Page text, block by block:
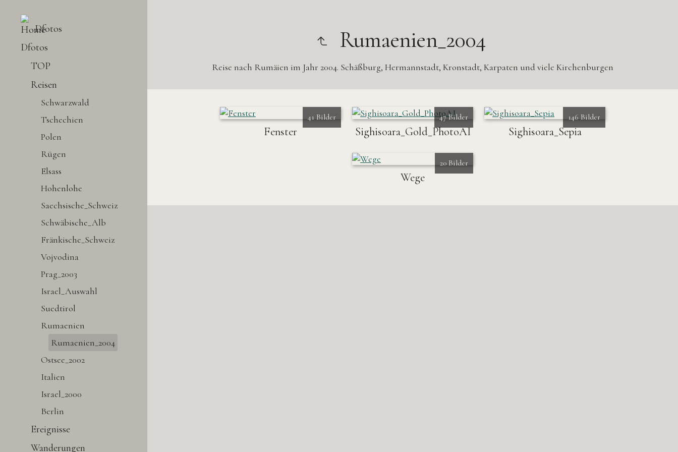
Dfotos
Dfotos
TOP
Reisen
Schwarzwald
Tschechien
Polen
Rügen
Elsass
Hohenlohe
Saechsische_Schweiz
Schwäbische_Alb
Fränkische_Schweiz
Vojvodina
Prag_2003
Israel_Auswahl
Suedtirol
Rumaenien
Rumaenien_2004
Ostsee_2002
Italien
Israel_2000
Berlin
Ereignisse
Wanderungen
Rumaenien_2004
Reise nach Rumäien im Jahr 2004. Schäßburg, Hermannstadt, Kronstadt, Karpaten und viele Kirchenburgen
41 Bilder
Fenster
47 Bilder
Sighisoara_Gold_PhotoAI
146 Bilder
Sighisoara_Sepia
20 Bilder
Wege